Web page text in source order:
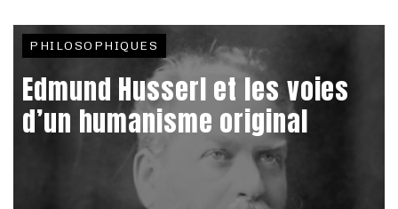
PHILOSOPHIQUES
Edmund Husserl et les voies
d’un humanisme original